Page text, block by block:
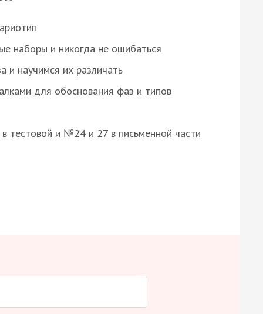
наборы и никогда не ошибаться
и научимся их различать
для обоснования фаз и типов
тестовой и №24 и 27 в письменной части